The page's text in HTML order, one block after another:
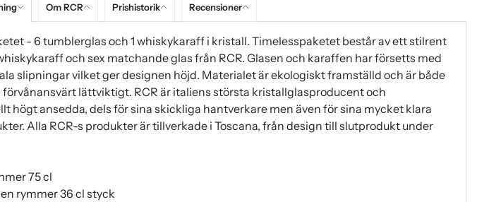
Om RCR Prishistorik Recensioner
- 6 tumblerglas och 1 whiskykaraff i kristall. Timelesspaketet består av ett stilrent
och sex matchande glas från RCR. Glasen och karaffen har försetts med
slipningar vilket ger designen höjd. Materialet är ekologiskt framställd och är både
lättviktigt. RCR är italiens största kristallglasproducent och
högt ansedda, dels för sina skickliga hantverkare men även för sina mycket klara
Alla RCR-s produkter är tillverkade i Toscana, från design till slutprodukt under
75 cl
rymmer 36 cl styck